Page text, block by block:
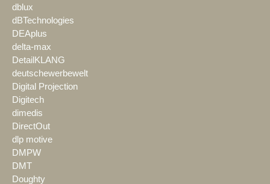
dblux
dBTechnologies
DEAplus
delta-max
DetailKLANG
deutschewerbewelt
Digital Projection
Digitech
dimedis
DirectOut
dlp motive
DMPW
DMT
Doughty